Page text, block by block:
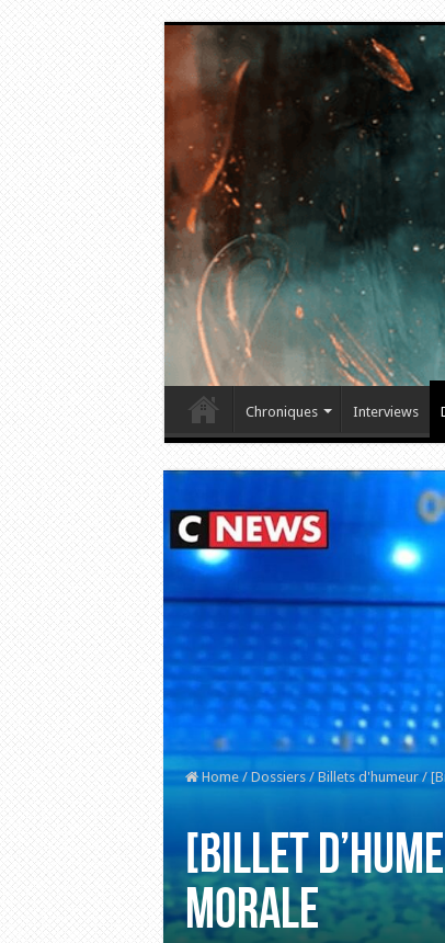
Chroniques Interviews
Home / Dossiers / Billets d'humeur /
[Billet
morale